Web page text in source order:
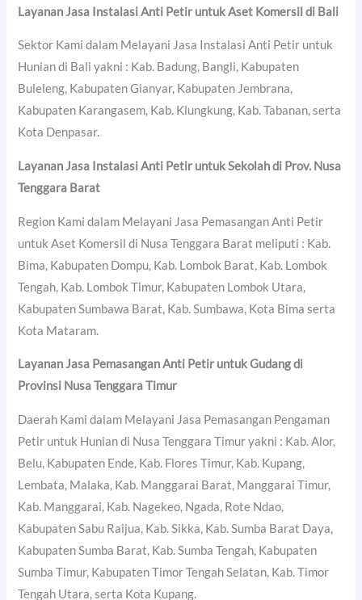
Layanan Jasa Instalasi Anti Petir untuk Aset Komersil di Bali
Sektor Kami dalam Melayani Jasa Instalasi Anti Petir untuk
Hunian di Bali yakni : Kab. Badung, Bangli, Kabupaten
Buleleng, Kabupaten Gianyar, Kabupaten Jembrana,
Kabupaten Karangasem, Kab. Klungkung, Kab. Tabanan, serta
Kota Denpasar.
Layanan Jasa Instalasi Anti Petir untuk Sekolah di Prov. Nusa
Tenggara Barat
Region Kami dalam Melayani Jasa Pemasangan Anti Petir
untuk Aset Komersil di Nusa Tenggara Barat meliputi : Kab.
Bima, Kabupaten Dompu, Kab. Lombok Barat, Kab. Lombok
Tengah, Kab. Lombok Timur, Kabupaten Lombok Utara,
Kabupaten Sumbawa Barat, Kab. Sumbawa, Kota Bima serta
Kota Mataram.
Layanan Jasa Pemasangan Anti Petir untuk Gudang di
Provinsi Nusa Tenggara Timur
Daerah Kami dalam Melayani Jasa Pemasangan Pengaman
Petir untuk Hunian di Nusa Tenggara Timur yakni : Kab. Alor,
Belu, Kabupaten Ende, Kab. Flores Timur, Kab. Kupang,
Lembata, Malaka, Kab. Manggarai Barat, Manggarai Timur,
Kab. Manggarai, Kab. Nagekeo, Ngada, Rote Ndao,
Kabupaten Sabu Raijua, Kab. Sikka, Kab. Sumba Barat Daya,
Kabupaten Sumba Barat, Kab. Sumba Tengah, Kabupaten
Sumba Timur, Kabupaten Timor Tengah Selatan, Kab. Timor
Tengah Utara, serta Kota Kupang.